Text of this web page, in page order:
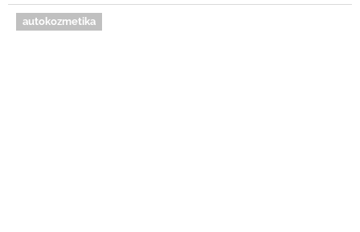
autokozmetika